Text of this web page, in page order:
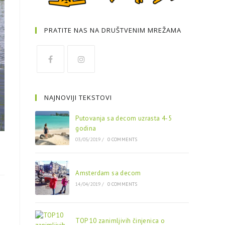
PRATITE NAS NA DRUŠTVENIM MREŽAMA
NAJNOVIJI TEKSTOVI
Putovanja sa decom uzrasta 4-5
godina
03/05/2019 / 0 COMMENTS
Amsterdam sa decom
14/04/2019 / 0 COMMENTS
TOP 10 zanimljivih činjenica o